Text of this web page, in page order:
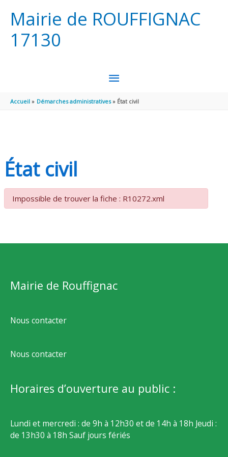
Mairie de ROUFFIGNAC
17130
MENU
PRINCIPAL
Accueil Démarches administratives État civil
État civil
Impossible de trouver la fiche : R10272.xml
Mairie de Rouffignac
Nous contacter
Nous contacter
Horaires d’ouverture au public :
Lundi et mercredi : de 9h à 12h30 et de 14h à 18h Jeudi :
de 13h30 à 18h Sauf jours fériés